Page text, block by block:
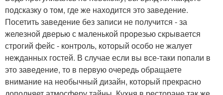
подсказку о том, где же находится это заведение.
Посетить заведение без записи не получится - за
железной дверью с маленькой прорезью скрывается
строгий фейс - контроль, который особо не жалует
нежданных гостей. В случае если вы все-таки попали в
это заведение, то в первую очередь обращаете
внимание на необычный дизайн, который прекрасно